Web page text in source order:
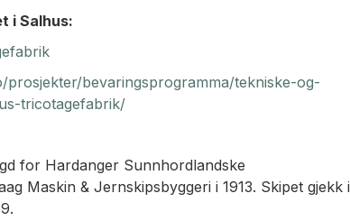
i Salhus:
bevaringsprogramma/tekniske-og-
tricotagefabrik/
for Hardanger Sunnhordlandske
Maskin & Jernskipsbyggeri i 1913. Skipet gjekk i